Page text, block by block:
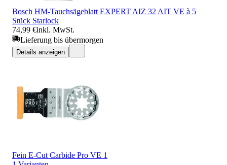
Bosch HM-Tauchsägeblatt EXPERT AIZ 32 AIT VE à 5
Stück Starlock
74,99 €inkl. MwSt.
Lieferung bis übermorgen
Details anzeigen
Fein E-Cut Carbide Pro VE 1